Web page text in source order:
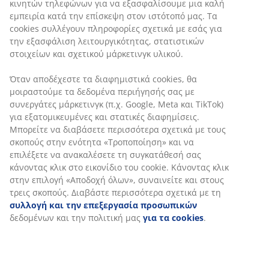
Εγγύηση τιμής
30 ημέρες εγγύηση τιμής σε όλα τα προϊόντα
SKU: 2348312
Χαρακτηριστικά προϊόντος
Αξιολογήσεις
(226)
κινητών τηλεφώνων για να εξασφαλίσουμε μια καλή
εμπειρία κατά την επίσκεψη στον ιστότοπό μας. Τα
cookies συλλέγουν πληροφορίες σχετικά με εσάς για
την εξασφάλιση λειτουργικότητας, στατιστικών
στοιχείων και σχετικού μάρκετινγκ υλικού.
Όταν αποδέχεστε τα διαφημιστικά cookies, θα
μοιραστούμε τα δεδομένα περιήγησής σας με
συνεργάτες μάρκετινγκ (π.χ. Google, Meta και TikTok)
για εξατομικευμένες και στατικές διαφημίσεις.
Μπορείτε να διαβάσετε περισσότερα σχετικά με τους
σκοπούς στην ενότητα «Τροποποίηση» και να
επιλέξετε να ανακαλέσετε τη συγκατάθεσή σας
κάνοντας κλικ στο εικονίδιο του cookie. Κάνοντας κλικ
στην επιλογή «Αποδοχή όλων», συναινείτε και στους
τρεις σκοπούς. Διαβάστε περισσότερα σχετικά με τη
συλλογή και την επεξεργασία προσωπικών
δεδομένων και την πολιτική μας για τα cookies.